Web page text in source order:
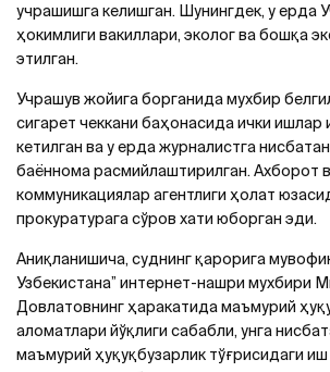
учрашишга келишган. Шунингдек, у ерда
ҳокимлиги вакиллари, эколог ва бошқа
этилган.
Учрашув жойига борганида мухбир
сигарет чеккани баҳонасида ички ишлар
кетилган ва у ерда журналистга
баённома расмийлаштирилган. Ахборот
коммуникациялар агентлиги ҳолат
прокуратурага сўров хати юборган эди.
Аниқланишича, суднинг қарорига
Узбекистана” интернет-нашри мухбири
Довлатовнинг ҳаракатида маъмурий
аломатлари йўқлиги сабабли, унга
маъмурий ҳуқуқбузарлик тўғрисидаги иш